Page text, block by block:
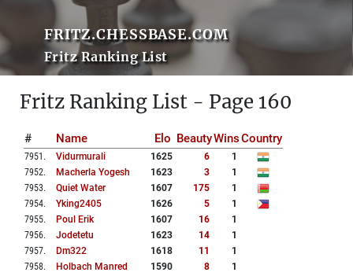
FRITZ.CHESSBASE.COM
Fritz Ranking List
Fritz Ranking List - Page 160
# Name Elo BeautyWinsCountry
7951 . Vidurmurali 1625 6
1
7952. Macherla Yogesh 1623 3
1
7953. Quiet Water 1607 175
1
7954. Yking2405 1626 5
1
7955. Poul Erik 1607 16
1
7956. Jodetetu 1623 14
1
7957. Dm322 1618 11
1
7958. Holbach Manred 1590 8
1